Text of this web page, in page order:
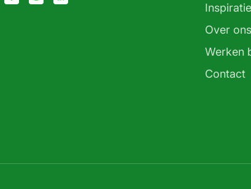
Inspiratie
Over ons
Werken
Contact